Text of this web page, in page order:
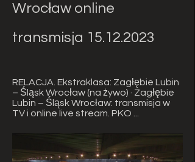
Wrocław online
transmisja 15.12.2023
RELACJA. Ekstraklasa: Zagłębie Lubin
– Śląsk Wrocław (na żywo) · Zagłębie
Lubin – Śląsk Wrocław: transmisja w
TV i online live stream. PKO ...